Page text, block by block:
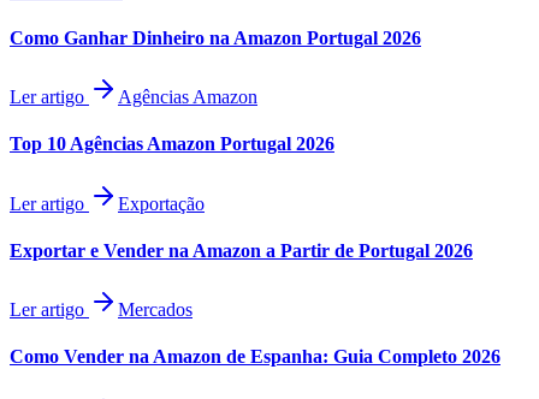
Como Ganhar Dinheiro na Amazon Portugal 2026
Ler artigo Agências Amazon
Top 10 Agências Amazon Portugal 2026
Ler artigo Exportação
Exportar e Vender na Amazon a Partir de Portugal 2026
Ler artigo Mercados
Como Vender na Amazon de Espanha: Guia Completo 2026